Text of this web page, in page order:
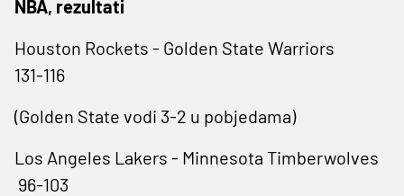
NBA, rezultati
Houston Rockets - Golden State Warriors
131-116
(Golden State vodi 3-2 u pobjedama)
Los Angeles Lakers - Minnesota Timberwolves
96-103